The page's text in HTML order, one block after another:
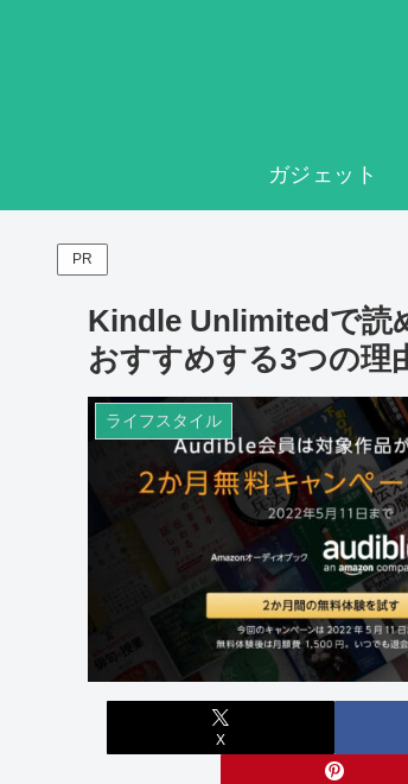
ガジェット
PR
Kindle Unlimitedで読
おすすめする3つの理
ライフスタイル
X